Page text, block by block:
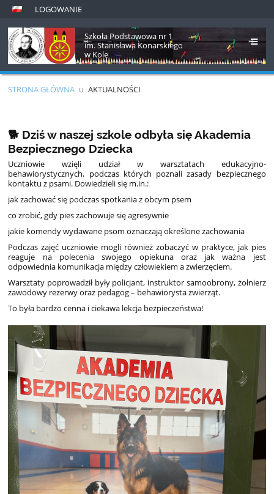
LOGOWANIE
Szkoła Podstawowa nr 1
im. Stanisława Konarskiego
w Kole
STRONA GŁÓWNA u AKTUALNOŚCI
🐕 Dziś w naszej szkole odbyła się Akademia
Bezpiecznego Dziecka
Uczniowie wzięli udział w warsztatach edukacyjno-
behawiorystycznych, podczas których poznali zasady bezpiecznego
kontaktu z psami. Dowiedzieli się m.in.:
jak zachować się podczas spotkania z obcym psem
co zrobić, gdy pies zachowuje się agresywnie
jakie komendy wydawane psom oznaczają określone zachowania
Podczas zajęć uczniowie mogli również zobaczyć w praktyce, jak pies
reaguje na polecenia swojego opiekuna oraz jak ważna jest
odpowiednia komunikacja między człowiekiem a zwierzęciem.
Warsztaty poprowadził były policjant, instruktor samoobrony, żołnierz
zawodowy rezerwy oraz pedagog – behawiorysta zwierząt.
To była bardzo cenna i ciekawa lekcja bezpieczeństwa!